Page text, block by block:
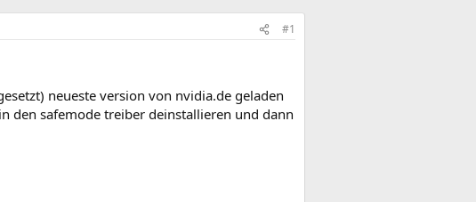
#1
neueste version von nvidia.de geladen
den safemode treiber deinstallieren und dann